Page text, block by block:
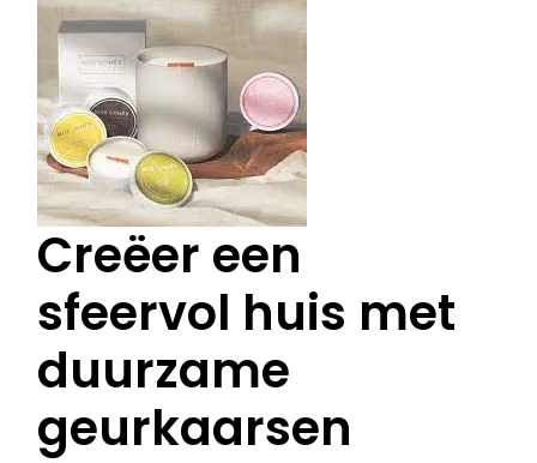
Creëer een
sfeervol huis met
duurzame
geurkaarsen